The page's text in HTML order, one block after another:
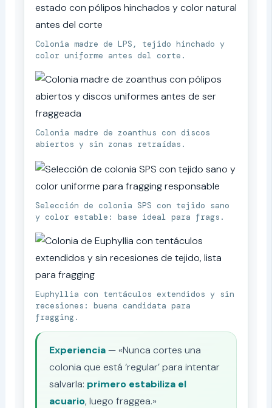
Colonia madre de LPS, tejido hinchado y
color uniforme antes del corte.
Colonia madre de zoanthus con discos
abiertos y sin zonas retraídas.
Selección de colonia SPS con tejido sano
y color estable: base ideal para frags.
Euphyllia con tentáculos extendidos y sin
recesiones: buena candidata para
fragging.
Experiencia— «Nunca cortes una
colonia que está ‘regular’ para intentar
salvarla: primero estabiliza el
acuario, luego fraggea.»